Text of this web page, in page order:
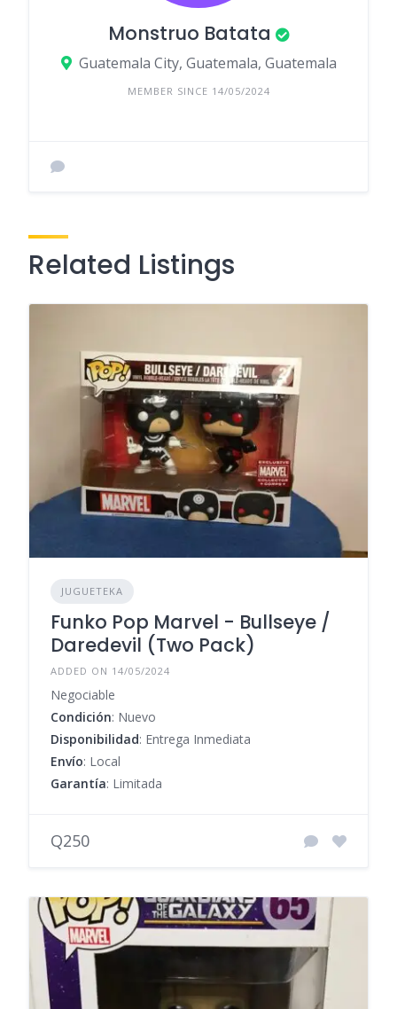
Monstruo Batata
Guatemala City, Guatemala, Guatemala
MEMBER SINCE 14/05/2024
Related Listings
JUGUETEKA
Funko Pop Marvel - Bullseye /
Daredevil (Two Pack)
ADDED ON 14/05/2024
Negociable
Condición: Nuevo
Disponibilidad: Entrega Inmediata
Envío: Local
Garantía: Limitada
Q250